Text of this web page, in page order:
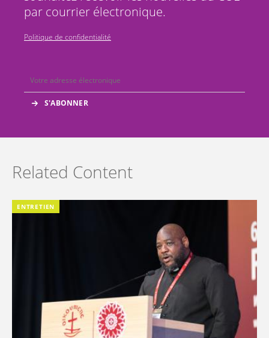
par courrier électronique.
Politique de confidentialité
Related Content
ENTRETIEN